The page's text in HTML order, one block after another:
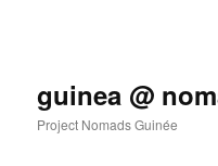
guinea @
Project Nomads Guinée